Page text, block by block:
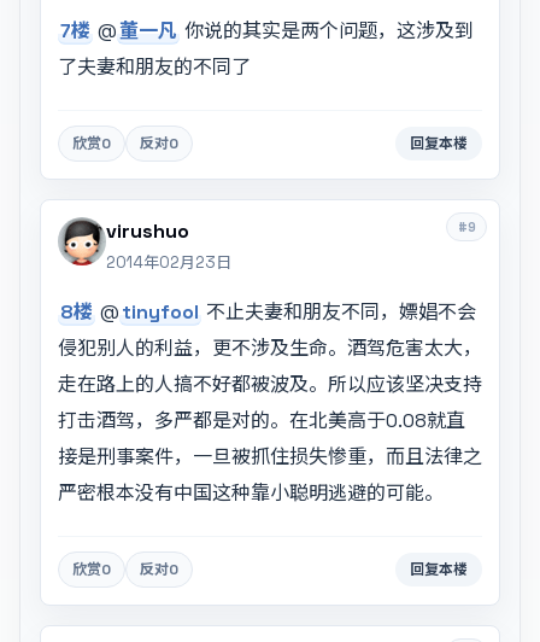
7楼 @董一凡 你说的其实是两个问题，这涉及到
了夫妻和朋友的不同了
欣赏0 反对0 回复本楼
#9
virushuo
2014年02月23日
8楼 @tinyfool 不止夫妻和朋友不同，嫖娼不会
侵犯别人的利益，更不涉及生命。酒驾危害太大，
走在路上的人搞不好都被波及。所以应该坚决支持
打击酒驾，多严都是对的。在北美高于0.08就直
接是刑事案件，一旦被抓住损失惨重，而且法律之
严密根本没有中国这种靠小聪明逃避的可能。
欣赏0 反对0 回复本楼